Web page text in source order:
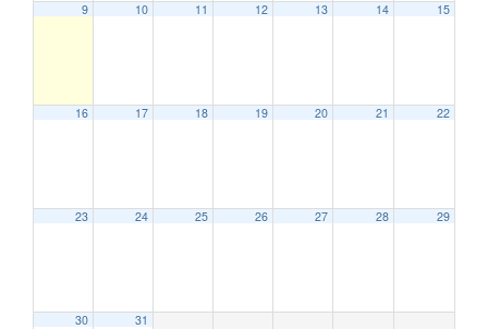
9 10 11 12 13 14 15
16 17 18 19 20 21 22
23 24 25 26 27 28 29
30 31